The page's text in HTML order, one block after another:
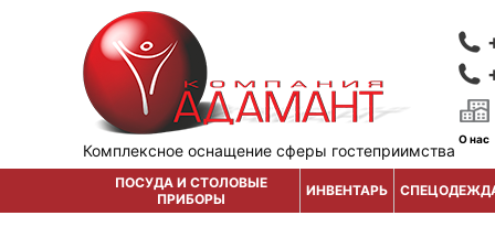
Комплексное оснащение сферы гостеприимства
О нас
ПОСУДА И СТОЛОВЫЕ
ПРИБОРЫ
ИНВЕНТАРЬ